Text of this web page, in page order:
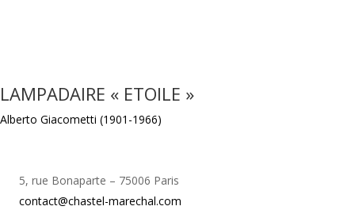
LAMPADAIRE « ETOILE »
Alberto Giacometti (1901-1966)
5, rue Bonaparte – 75006 Paris
contact@chastel-marechal.com